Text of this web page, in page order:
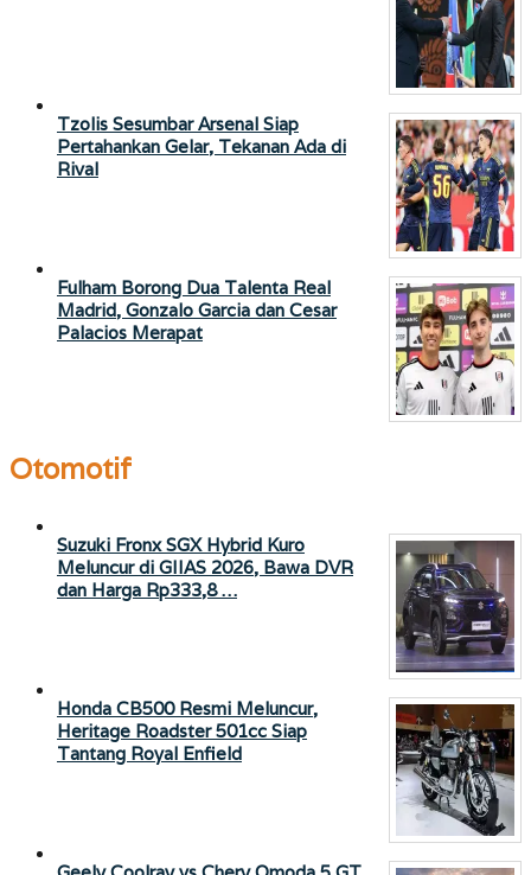
Tzolis Sesumbar Arsenal Siap
Pertahankan Gelar, Tekanan Ada di
Rival
Fulham Borong Dua Talenta Real
Madrid, Gonzalo Garcia dan Cesar
Palacios Merapat
Otomotif
Suzuki Fronx SGX Hybrid Kuro
Meluncur di GIIAS 2026, Bawa DVR
dan Harga Rp333,8 …
Honda CB500 Resmi Meluncur,
Heritage Roadster 501cc Siap
Tantang Royal Enfield